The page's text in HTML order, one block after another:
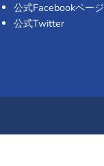
公式Facebookページ
公式Twitter